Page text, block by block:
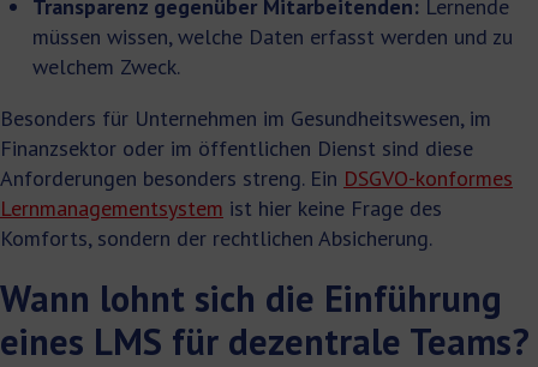
Transparenz gegenüber Mitarbeitenden: Lernende
müssen wissen, welche Daten erfasst werden und zu
welchem Zweck.
Besonders für Unternehmen im Gesundheitswesen, im
Finanzsektor oder im öffentlichen Dienst sind diese
Anforderungen besonders streng. Ein DSGVO-konformes
Lernmanagementsystem ist hier keine Frage des
Komforts, sondern der rechtlichen Absicherung.
Wann lohnt sich die Einführung
eines LMS für dezentrale Teams?